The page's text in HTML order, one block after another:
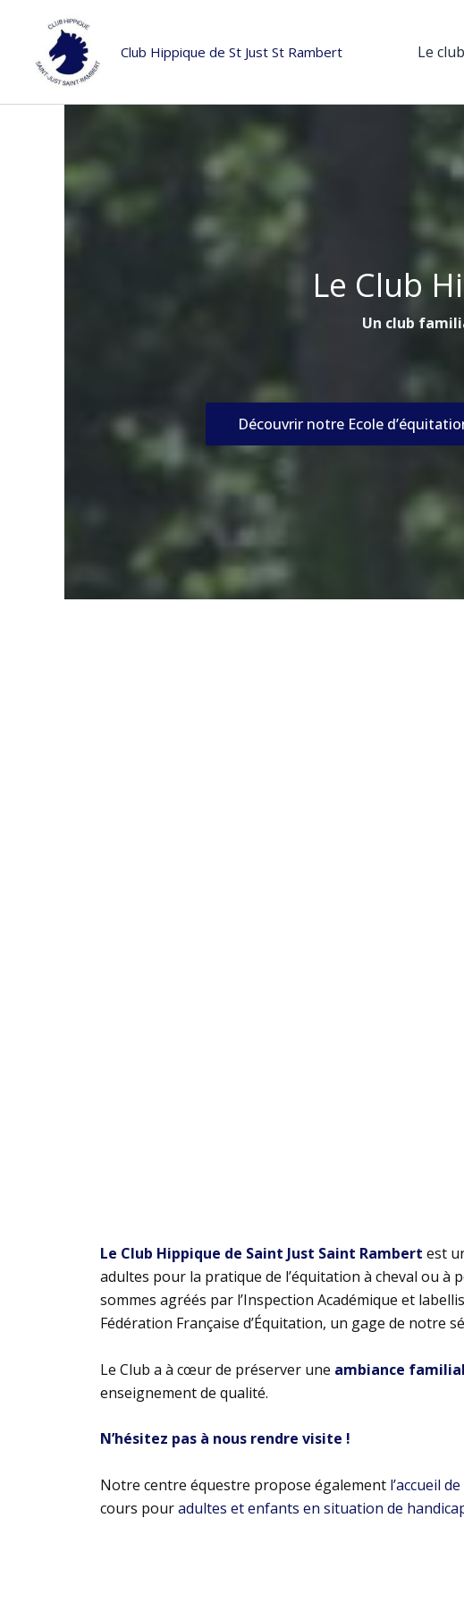
contenu
Club Hippique de St Just St Rambert Le
Le Club
Un club
Découvrir notre Ecole
Le Club Hippique de Saint Just Saint Rambert est
adultes pour la pratique de l’équitation à cheval ou à
sommes agréés par l’Inspection Académique et
Fédération Française d’Équitation, un gage de notre
Le Club a à cœur de préserver une ambiance
enseignement de qualité.
N’hésitez pas à nous rendre visite !
Notre centre équestre propose également l’accueil
cours pouradultes et enfants en situation de